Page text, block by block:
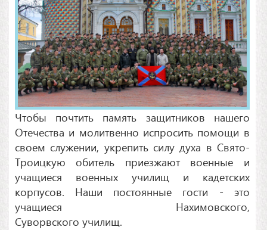
Чтобы почтить память защитников нашего
Отечества и молитвенно испросить помощи в
своем служении, укрепить силу духа в Свято-
Троицкую обитель приезжают военные и
учащиеся военных училищ и кадетских
корпусов. Наши постоянные гости - это
учащиеся Нахимовского,
Суворвского училищ.